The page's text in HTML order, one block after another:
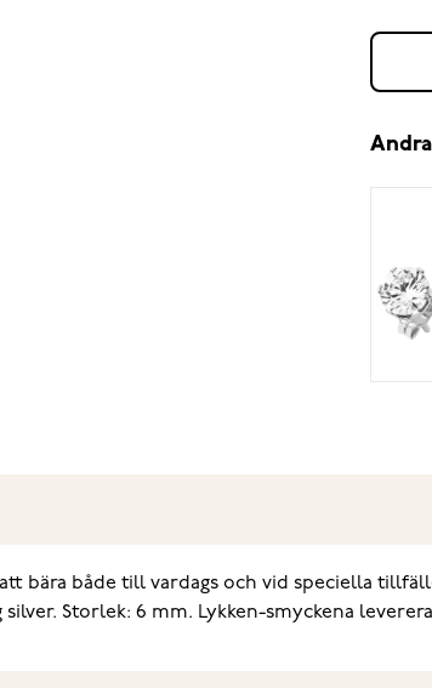
bära både till vardags och vid speciella
Storlek: 6 mm. Lykken-smyckena